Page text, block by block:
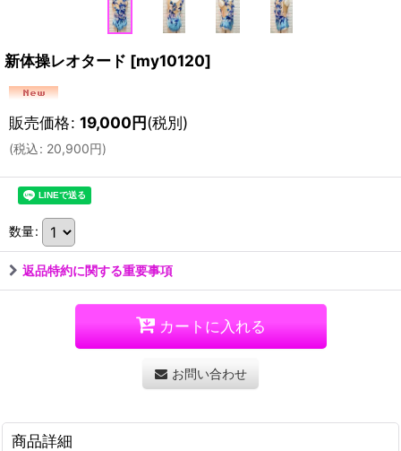
新体操レオタード [my10120]
販売価格: 19,000円(税別)
(税込: 20,900円)
数量:
返品特約に関する重要事項
カートに入れる
お問い合わせ
商品詳細